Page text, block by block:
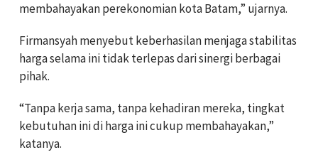
membahayakan perekonomian kota Batam,” ujarnya.
Firmansyah menyebut keberhasilan menjaga stabilitas
harga selama ini tidak terlepas dari sinergi berbagai
pihak.
“Tanpa kerja sama, tanpa kehadiran mereka, tingkat
kebutuhan ini di harga ini cukup membahayakan,”
katanya.